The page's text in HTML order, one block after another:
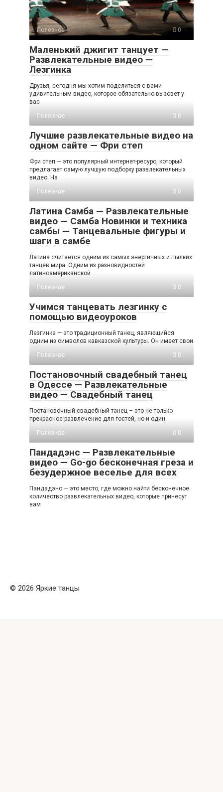
Полезное 0
Маленький джигит танцует —
Развлекательные видео —
Лезгинка
Друзья, сегодня мы хотим поделиться с вами
удивительным видео, которое обязательно вызовет у
вас
Полезное
0
Лучшие развлекательные видео на
одном сайте — Фри степ
Фри степ — это популярный интернет-ресурс, который
предлагает самую лучшую подборку развлекательных
видео. На
Полезное
0
Латина Самба — Развлекательные
видео — Самба Новинки и техника
самбы — Танцевальные фигуры и
шаги в самбе
Латина считается одним из самых энергичных и пылких
танцев мира. Одним из разновидностей
латиноамериканской
Полезное
0
Учимся танцевать лезгинку с
помощью видеоуроков
Лезгинка — это традиционный танец, являющийся
одним из символов кавказской культуры. Он имеет свои
Полезное
0
Постановочный свадебный танец
в Одессе — Развлекательные
видео — Свадебный танец
Постановочный свадебный танец – это не только
прекрасное развлечение для гостей, но и один
Полезное
0
Пандадэнс — Развлекательные
видео — Go-go бесконечная греза и
безудержное веселье для всех
Пандадэнс — это место, где можно найти бесконечное
количество развлекательных видео, которые принесут
вам
© 2026 Яркие танцы